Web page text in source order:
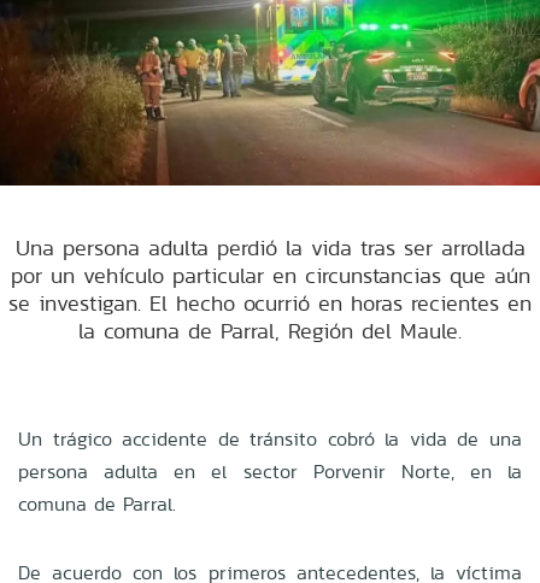
Una persona adulta perdió la vida tras ser arrollada
por un vehículo particular en circunstancias que aún
se investigan. El hecho ocurrió en horas recientes en
la comuna de Parral, Región del Maule.
Un trágico accidente de tránsito cobró la vida de una
persona adulta en el sector Porvenir Norte, en la
comuna de Parral.
De acuerdo con los primeros antecedentes, la víctima